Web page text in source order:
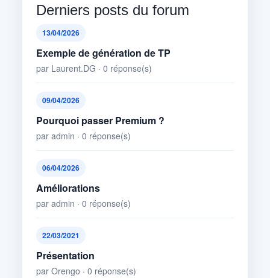
Derniers posts du forum
13/04/2026
Exemple de génération de TP
par Laurent.DG · 0 réponse(s)
09/04/2026
Pourquoi passer Premium ?
par admin · 0 réponse(s)
06/04/2026
Améliorations
par admin · 0 réponse(s)
22/03/2021
Présentation
par Orengo · 0 réponse(s)